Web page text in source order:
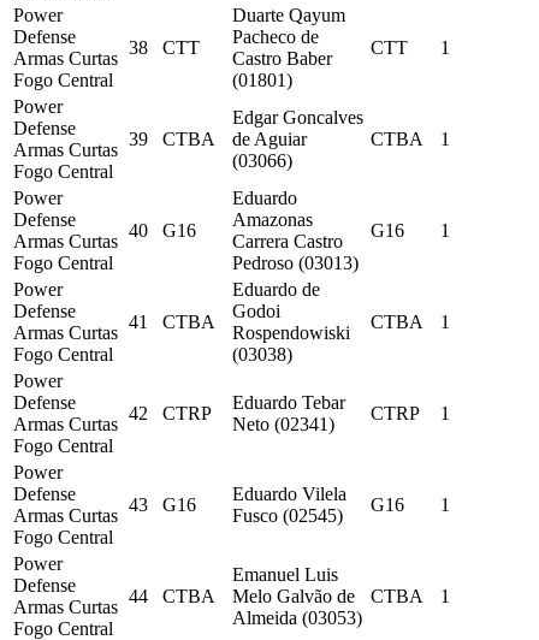
Power
Defense
Armas Curtas
Fogo Central
38 CTT
Duarte Qayum
Pacheco de
Castro Baber
(01801)
CTT 1
Power
Defense
Armas Curtas
Fogo Central
39 CTBA
Edgar Goncalves
de Aguiar
(03066)
CTBA 1
Power
Defense
Armas Curtas
Fogo Central
40 G16
Eduardo
Amazonas
Carrera Castro
Pedroso (03013)
G16 1
Power
Defense
Armas Curtas
Fogo Central
41 CTBA
Eduardo de
Godoi
Rospendowiski
(03038)
CTBA 1
Power
Defense
Armas Curtas
Fogo Central
42 CTRP
Eduardo Tebar
Neto (02341)
CTRP 1
Power
Defense
Armas Curtas
Fogo Central
43 G16
Eduardo Vilela
Fusco (02545)
G16 1
Power
Defense
Armas Curtas
Fogo Central
44 CTBA
Emanuel Luis
Melo Galvão de
Almeida (03053)
CTBA 1